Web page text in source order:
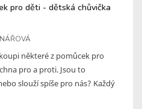
pro děti - dětská chůvička
některé z pomůcek pro
pro a proti. Jsou to
slouží spíše pro nás? Každý